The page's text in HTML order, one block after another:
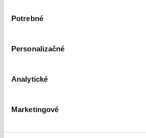
nám pomohlo, keby sme mohli
súhlasu
Potrebné
Personalizačné
Analytické
Marketingové
Zúžiť výber
Zoradiť
Novinky
Najdrahšie
Najvyššia zľava